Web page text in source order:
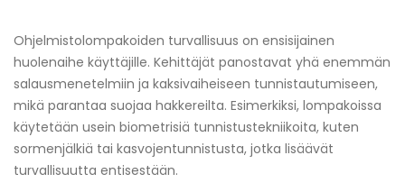
Ohjelmistolompakoiden turvallisuus on ensisijainen
huolenaihe käyttäjille. Kehittäjät panostavat yhä enemmän
salausmenetelmiin ja kaksivaiheiseen tunnistautumiseen,
mikä parantaa suojaa hakkereilta. Esimerkiksi, lompakoissa
käytetään usein biometrisiä tunnistustekniikoita, kuten
sormenjälkiä tai kasvojentunnistusta, jotka lisäävät
turvallisuutta entisestään.